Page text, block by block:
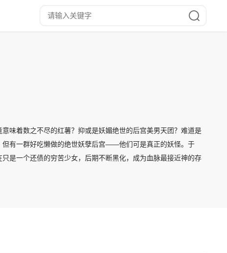
味着数之不尽的红薯？抑或是妖媚绝世的后宫美男天团？难道是
有一群好吃懒做的绝世妖孽后宫——他们可是真正的妖怪。于
是一个还债的穷苦少女，后期不断黑化，成为血脉最接近神的存